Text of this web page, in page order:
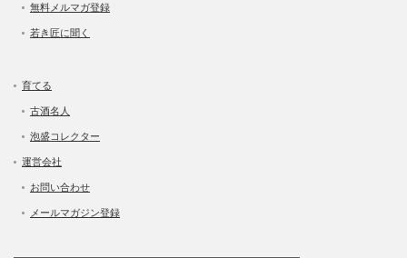
無料メルマガ登録
若き匠に聞く
育てる
古酒名人
泡盛コレクター
運営会社
お問い合わせ
メールマガジン登録